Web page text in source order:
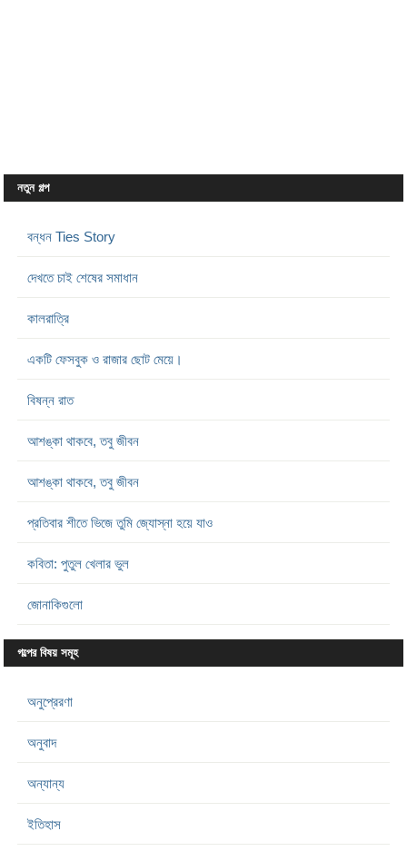
নতুন গল্প
বন্ধন Ties Story
দেখতে চাই শেষের সমাধান
কালরাত্রি
একটি ফেসবুক ও রাজার ছোট মেয়ে।
বিষন্ন রাত
আশঙ্কা থাকবে, তবু জীবন
আশঙ্কা থাকবে, তবু জীবন
প্রতিবার শীতে ভিজে তুমি জ্যোস্না হয়ে যাও
কবিতা: পুতুল খেলার ভুল
জোনাকিগুলো
গল্পের বিষয় সমূহ
অনুপ্রেরণা
অনুবাদ
অন্যান্য
ইতিহাস